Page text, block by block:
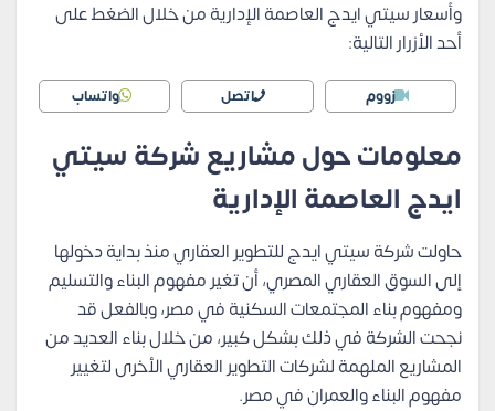
وأسعار سيتي ايدج العاصمة الإدارية من خلال الضغط على
أحد الأزرار التالية:
زووم اتصل واتساب
معلومات حول مشاريع شركة سيتي
ايدج العاصمة الإدارية
حاولت شركة سيتي ايدج للتطوير العقاري منذ بداية دخولها
إلى السوق العقاري المصري، أن تغير مفهوم البناء والتسليم
ومفهوم بناء المجتمعات السكنية في مصر، وبالفعل قد
نجحت الشركة في ذلك بشكل كبير، من خلال بناء العديد من
المشاريع الملهمة لشركات التطوير العقاري الأخرى لتغيير
مفهوم البناء والعمران في مصر.